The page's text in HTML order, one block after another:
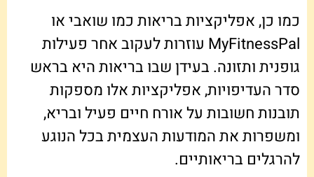
כמו כן, אפליקציות בריאות כמו שואבי או
MyFitnessPal עוזרות לעקוב אחר פעילות
גופנית ותזונה. בעידן שבו בריאות היא בראש
סדר העדיפויות, אפליקציות אלו מספקות
תובנות חשובות על אורח חיים פעיל ובריא,
ומשפרות את המודעות העצמית בכל הנוגע
להרגלים בריאותיים.